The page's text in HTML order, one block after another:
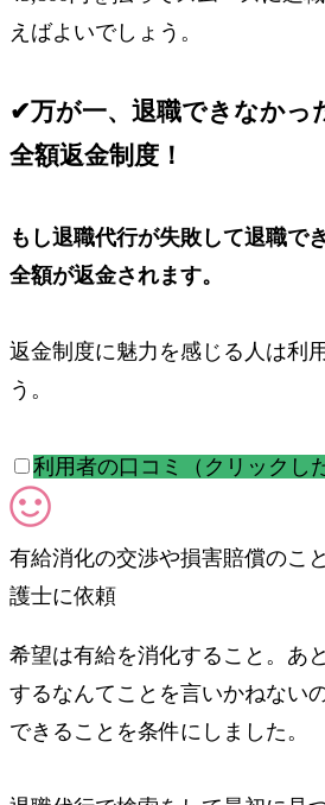
えばよいでしょう。
✔万が一、退職できなかっ
全額返金制度！
もし退職代行が失敗して退職で
全額が返金されます。
返金制度に魅力を感じる人は利
う。
利用者の口コミ（クリックし
有給消化の交渉や損害賠償のこ
護士に依頼
希望は有給を消化すること。あ
するなんてことを言いかねない
できることを条件にしました。